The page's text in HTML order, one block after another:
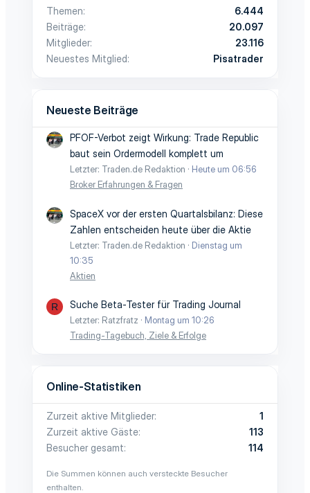
Themen
6.444
Beiträge
20.097
Mitglieder
23.116
Neuestes Mitglied
Pisatrader
Neueste Beiträge
PFOF-Verbot zeigt Wirkung: Trade Republic
baut sein Ordermodell komplett um
Letzter: Traden.de Redaktion
Heute um 06:56
Broker Erfahrungen & Fragen
SpaceX vor der ersten Quartalsbilanz: Diese
Zahlen entscheiden heute über die Aktie
Letzter: Traden.de Redaktion
Dienstag um
10:35
Aktien
R Suche Beta-Tester für Trading Journal
Letzter: Ratzfratz
Montag um 10:26
Trading-Tagebuch, Ziele & Erfolge
Online-Statistiken
Zurzeit aktive Mitglieder
1
Zurzeit aktive Gäste
113
Besucher gesamt
114
Die Summen können auch versteckte Besucher
enthalten.